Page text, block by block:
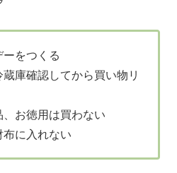
ーをつくる
庫確認してから買い物リ
、お徳用は買わない
布に入れない